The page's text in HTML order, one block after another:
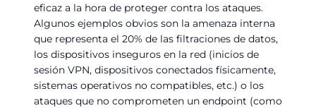
eficaz a la hora de proteger contra los ataques.
Algunos ejemplos obvios son la amenaza interna
que representa el 20% de las filtraciones de datos,
los dispositivos inseguros en la red (inicios de
sesión VPN, dispositivos conectados físicamente,
sistemas operativos no compatibles, etc.) o los
ataques que no comprometen un endpoint (como